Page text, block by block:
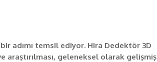
adımı temsil ediyor. Hira Dedektör 3D
araştırılması, geleneksel olarak gelişmiş